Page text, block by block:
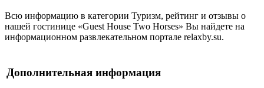
Всю информацию в категории Туризм, рейтинг и отзывы о
нашей гостинице «Guest House Two Horses» Вы найдете на
информационном развлекательном портале relaxby.su.
Дополнительная информация